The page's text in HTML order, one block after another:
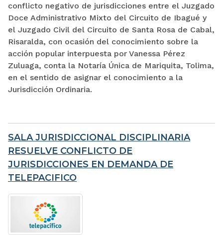
conflicto negativo de jurisdicciones entre el Juzgado
Doce Administrativo Mixto del Circuito de Ibagué y
el Juzgado Civil del Circuito de Santa Rosa de Cabal,
Risaralda, con ocasión del conocimiento sobre la
acción popular interpuesta por Vanessa Pérez
Zuluaga, conta la Notaría Única de Mariquita, Tolima,
en el sentido de asignar el conocimiento a la
Jurisdicción Ordinaria.
SALA JURISDICCIONAL DISCIPLINARIA
RESUELVE CONFLICTO DE
JURISDICCIONES EN DEMANDA DE
TELEPACIFICO